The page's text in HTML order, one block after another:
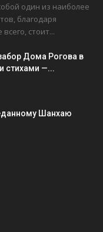
один из наиболее
благодаря
стоит...
Дома Рогова в
стихами —...
Шанхаю